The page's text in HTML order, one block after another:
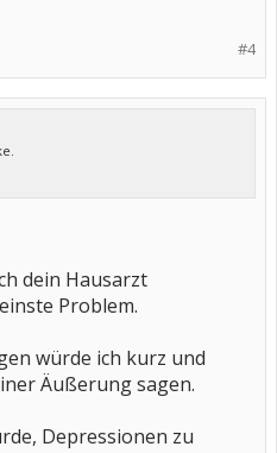
#4
dein Hausarzt
Problem.
würde ich kurz und
Äußerung sagen.
Depressionen zu